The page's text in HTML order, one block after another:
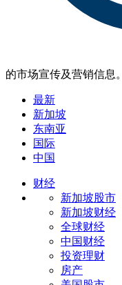
的市场宣传及营销信息。
最新
新加坡
东南亚
国际
中国
财经
新加坡股市
新加坡财经
全球财经
中国财经
投资理财
房产